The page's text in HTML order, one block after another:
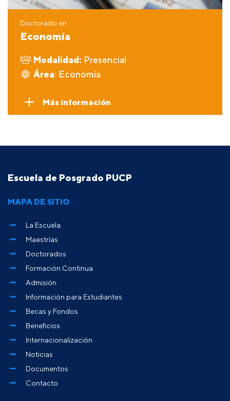
Doctorado en
Economía
Modalidad: Presencial
Área: Economía
Más información
Escuela de Posgrado PUCP
MAPA DE SITIO
La Escuela
Maestrías
Doctorados
Formación Continua
Admisión
Información para Estudiantes
Becas y Fondos
Beneficios
Internacionalización
Noticias
Documentos
Contacto